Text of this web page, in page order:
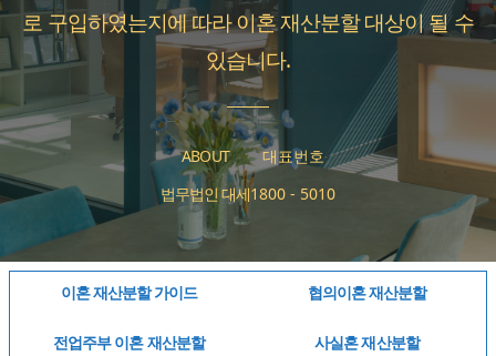
로 구입하였는지에 따라 이혼 재산분할 대상이 될 수
있습니다.
ABOUT
법무법인 대세
대표번호
1800 - 5010
이혼 재산분할 가이드 협의이혼 재산분할
전업주부 이혼 재산분할 사실혼 재산분할